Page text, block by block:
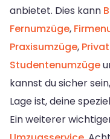
anbietet. Dies kann
Fernumzüge,
Praxisumzüge,
Studentenumzüge
kannst du sicher
Lage ist, deine
Ein weiterer